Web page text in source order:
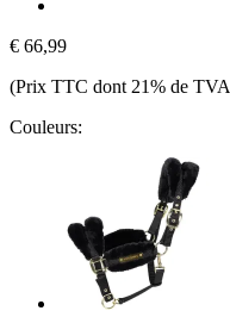
€ 66,99
(Prix TTC dont 21% de TVA
Couleurs: